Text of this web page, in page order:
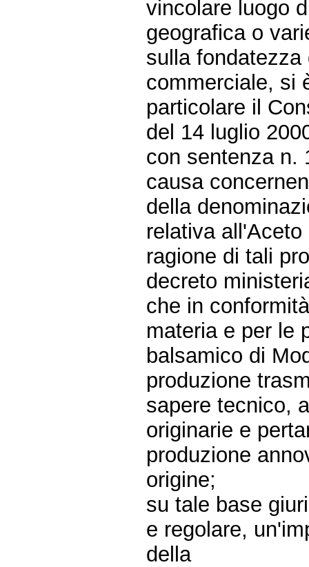
vincolare luogo
geografica o
sulla
commerciale, si
particolare il
del 14 luglio
con sentenza n.
causa
della
relativa
ragione di tali
decreto
che in
materia e per le
balsamico di
produzione
sapere tecnico,
originarie e
produzione
origine;
su tale base
e regolare,
della